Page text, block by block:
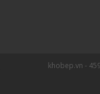
khobep.vn -